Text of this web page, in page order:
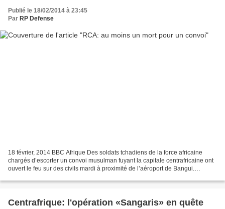
Publié le 18/02/2014 à 23:45
Par RP Defense
18 février, 2014 BBC Afrique Des soldats tchadiens de la force africaine
chargés d’escorter un convoi musulman fuyant la capitale centrafricaine ont
ouvert le feu sur des civils mardi à proximité de l’aéroport de Bangui.
Centrafrique: l'opération «Sangaris» en quête